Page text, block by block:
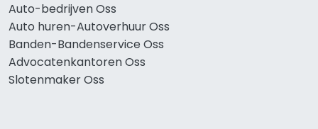
Auto-bedrijven Oss
Auto huren-Autoverhuur Oss
Banden-Bandenservice Oss
Advocatenkantoren Oss
Slotenmaker Oss